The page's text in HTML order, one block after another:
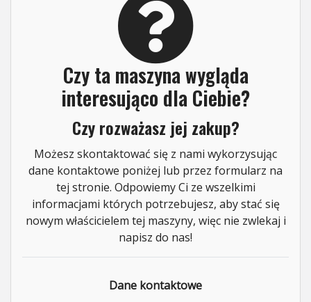
Czy ta maszyna wygląda
interesująco dla Ciebie?
Czy rozważasz jej zakup?
Możesz skontaktować się z nami wykorzysując
dane kontaktowe poniżej lub przez formularz na
tej stronie. Odpowiemy Ci ze wszelkimi
informacjami których potrzebujesz, aby stać się
nowym właścicielem tej maszyny, więc nie zwlekaj i
napisz do nas!
Dane kontaktowe